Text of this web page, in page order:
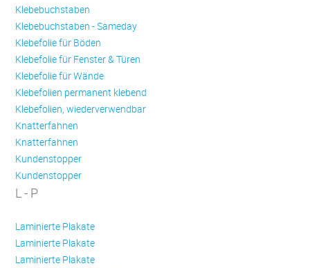
Klebebuchstaben
Klebebuchstaben - Sameday
Klebefolie für Böden
Klebefolie für Fenster & Türen
Klebefolie für Wände
Klebefolien permanent klebend
Klebefolien, wiederverwendbar
Knatterfahnen
Knatterfahnen
Kundenstopper
Kundenstopper
L - P
Laminierte Plakate
Laminierte Plakate
Laminierte Plakate